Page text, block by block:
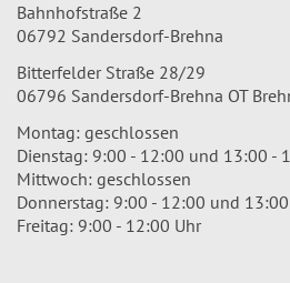
Bahnhofstraße 2
06792 Sandersdorf-Brehna
Bitterfelder Straße 28/29
06796 Sandersdorf-Brehna OT
Montag: geschlossen
Dienstag: 9:00 - 12:00 und 13:00 -
Mittwoch: geschlossen
Donnerstag: 9:00 - 12:00 und
Freitag: 9:00 - 12:00 Uhr